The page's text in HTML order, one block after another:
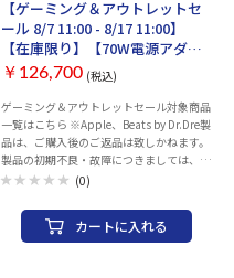
為、決済完了後のお客様都合でのキャンセ
ルは承ることができません。【ショップビ
ルドPCラインナップ一覧】はこちら【同
時購入おすすめ周辺機器】はこちら
【ゲーミング＆アウトレットセ
ール 8/7 11:00 - 8/17 11:00】
【在庫限り】【70W電源アダプ
タカスタマイズ】Apple
MacBook Air Liquid Retinaデ
ィスプレイ 15.3 MQKU3J/A [ス
ターライト]
￥126,700 (税込)
ゲーミング＆アウトレットセール対象商品
一覧はこちら ※Apple、Beats by Dr.Dre製
品は、ご購入後のご返品は致しかねます。
製品の初期不良・故障につきましては、
Appleサポートセンターまでお問い合わせ
が付属致しません。保証の際には、納品書
（購入証明書）が必要となりますので、大
切に保管ください。 AppleCareサービス
(0)
カートに入れる